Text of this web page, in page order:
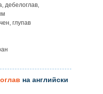
дебелоглав,
глупав
на английски